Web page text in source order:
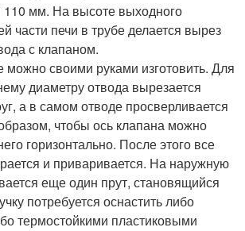
мм. На высоте выходного
части печи в трубе делается вырез
с клапаном.
своими руками изготовить. Для
диаметру отвода вырезается
а в самом отводе просверливается
чтобы ось клапана можно
горизонтально. После этого все
и приваривается. На наружную
еще один прут, становящийся
потребуется оснастить либо
термостойкими пластиковыми